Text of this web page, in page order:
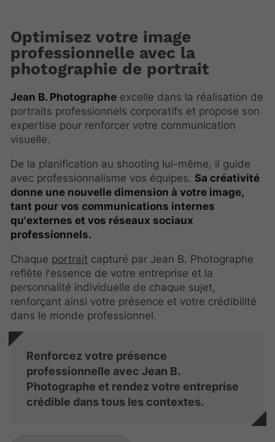
Optimisez votre image
professionnelle avec la
photographie de portrait
Jean B. Photographe excelle dans la réalisation de
portraits professionnels corporatifs et propose son
expertise pour renforcer votre communication
visuelle.
De la planification au shooting lui-même, il guide
avec professionnalisme vos équipes. Sa créativité
donne une nouvelle dimension à votre image,
tant pour vos communications internes
qu'externes et vos réseaux sociaux
professionnels.
Chaque portrait capturé par Jean B. Photographe
reflète l'essence de votre entreprise et la
personnalité individuelle de chaque sujet,
renforçant ainsi votre présence et votre crédibilité
dans le monde professionnel.
Renforcez votre présence
professionnelle avec Jean B.
Photographe et rendez votre entreprise
crédible dans tous les contextes.